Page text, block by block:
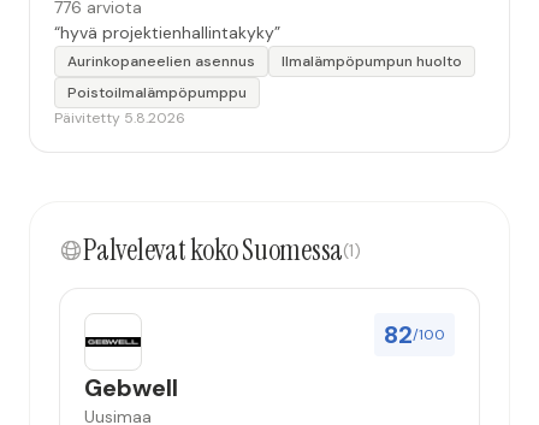
776 arviota
“hyvä projektienhallintakyky”
Aurinkopaneelien asennus
Ilmalämpöpumpun huolto
Poistoilmalämpöpumppu
Päivitetty 5.8.2026
Palvelevat koko Suomessa(1)
82/100
Gebwell
Uusimaa